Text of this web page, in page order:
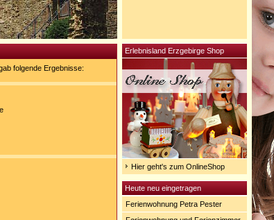
folgende Ergebnisse:
Erlebnisland Erzgebirge Shop
Hier geht's zum OnlineShop
Heute neu eingetragen
Ferienwohnung Petra Pester